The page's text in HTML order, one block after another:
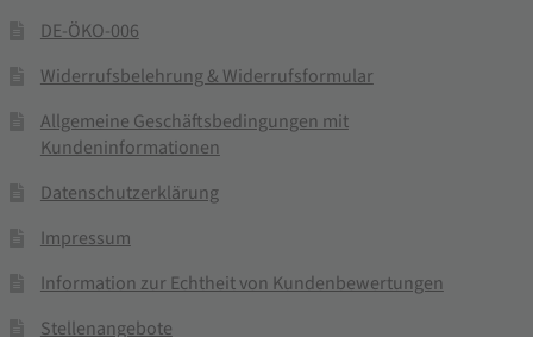
DE-ÖKO-006
Widerrufsbelehrung & Widerrufsformular
Allgemeine Geschäftsbedingungen mit
Kundeninformationen
Datenschutzerklärung
Impressum
Information zur Echtheit von Kundenbewertungen
Stellenangebote